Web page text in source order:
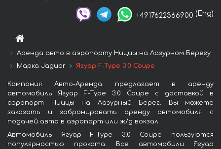
+4917622366900 (Eng)
Аренда авто в аэропорту Ниццы на Лазурном Берегу
Марка Jaguar
Ягуар F-Type 3.0 Coupe
Компания Авто-Аренда предлагает в аренду
автомобиль Ягуар F-Type 3.0 Coupe с доставкой в
аэропорт Ниццы на Лазурный Берег. Вы можете
заказать и забронировать аренду автомобиля с
подачей авто в аэропорт или ж/д вокзал.
Автомобиль Ягуар F-Type 3.0 Coupe пользуются
популярностью проката. Все автомобили Ягуар